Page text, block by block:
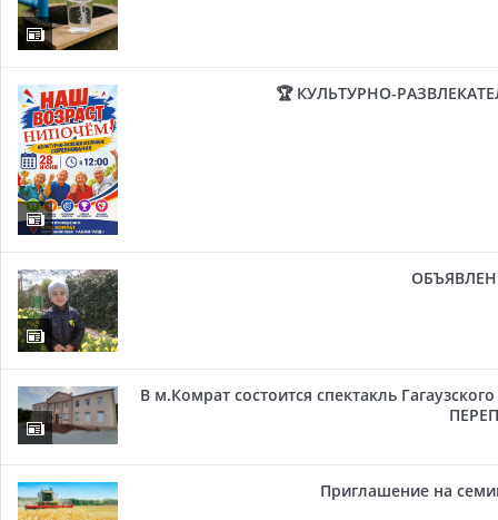
🏆 КУЛЬТУРНО-
В м.Комрат состоится спектакль
Приглашение на